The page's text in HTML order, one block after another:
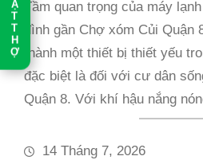
T
T
H
Ợ
Tầm quan trọng của máy
đình gần Chợ xóm Củi Quận
thành một thiết bị thiết yếu
đặc biệt là đối với cư dân
Quận 8. Với khí hậu nắng
14 Tháng 7, 2026